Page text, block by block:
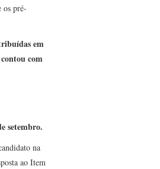
os pré-
em
com
setembro.
na
ao Item